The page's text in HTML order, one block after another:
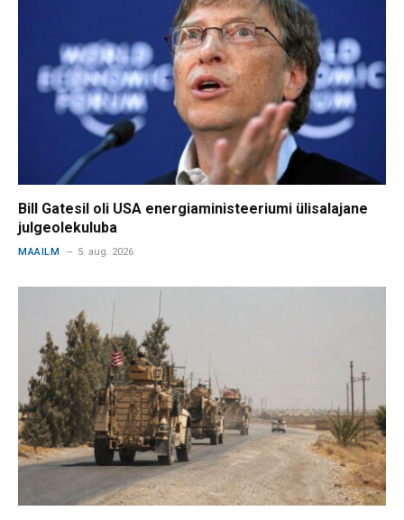
Bill Gatesil oli USA energiaministeeriumi ülisalajane
julgeolekuluba
MAAILM 5. aug. 2026